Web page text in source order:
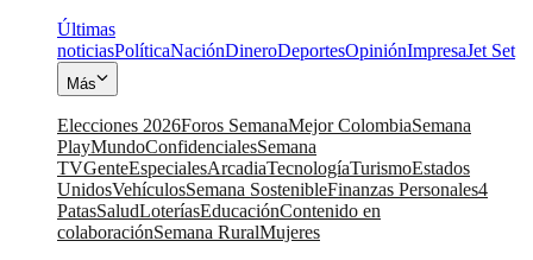
Últimas
noticiasPolíticaNaciónDineroDeportesOpiniónImpresaJet Set
Más
Elecciones 2026Foros SemanaMejor ColombiaSemana
PlayMundoConfidencialesSemana
TVGenteEspecialesArcadiaTecnologíaTurismoEstados
UnidosVehículosSemana SostenibleFinanzas Personales4
PatasSaludLoteríasEducaciónContenido en
colaboraciónSemana RuralMujeres